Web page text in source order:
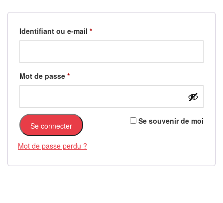
Identifiant ou e-mail *Obligatoire
Mot de passe *Obligatoire
Se souvenir de moi
Se connecter
Mot de passe perdu ?